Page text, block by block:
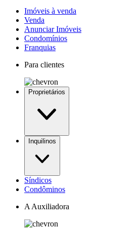
Imóveis à venda
Venda
Anunciar Imóveis
Condomínios
Franquias
Para clientes
Proprietários
Inquilinos
Síndicos
Condôminos
A Auxiliadora